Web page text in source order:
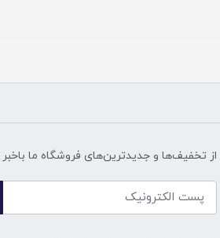
از تخفیف‌ها و جدیدترین‌های فروشگاه ما